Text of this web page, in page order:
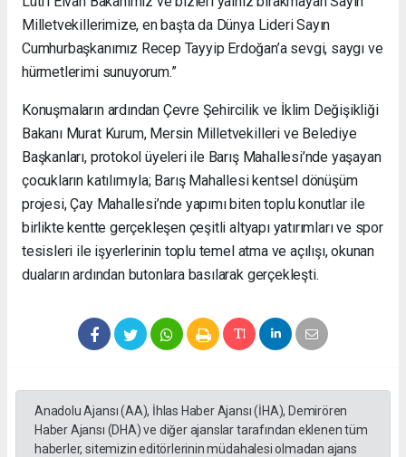
Milletvekillerimize, en başta da Dünya Lideri Sayın
Cumhurbaşkanımız Recep Tayyip Erdoğan’a sevgi, saygı ve
hürmetlerimi sunuyorum.”
Konuşmaların ardından Çevre Şehircilik ve İklim Değişikliği
Bakanı Murat Kurum, Mersin Milletvekilleri ve Belediye
Başkanları, protokol üyeleri ile Barış Mahallesi’nde yaşayan
çocukların katılımıyla; Barış Mahallesi kentsel dönüşüm
projesi, Çay Mahallesi’nde yapımı biten toplu konutlar ile
birlikte kentte gerçekleşen çeşitli altyapı yatırımları ve spor
tesisleri ile işyerlerinin toplu temel atma ve açılışı, okunan
duaların ardından butonlara basılarak gerçekleşti.
Anadolu Ajansı (AA), İhlas Haber Ajansı (İHA), Demirören
Haber Ajansı (DHA) ve diğer ajanslar tarafından eklenen tüm
haberler, sitemizin editörlerinin müdahalesi olmadan ajans